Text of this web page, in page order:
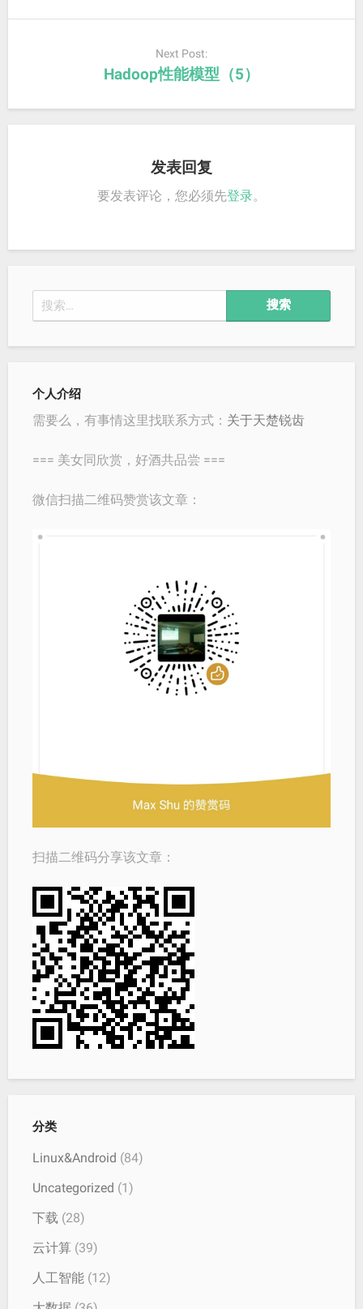
Next Post:
Hadoop性能模型（5）
发表回复
要发表评论，您必须先登录。
索：
个人介绍
需要么，有事情这里找联系方式： 关于天楚锐齿
=== 美女同欣赏，好酒共品尝 ===
微信扫描二维码赞赏该文章：
扫描二维码分享该文章：
分类
Linux&Android (84)
Uncategorized (1)
下载 (28)
云计算 (39)
人工智能 (12)